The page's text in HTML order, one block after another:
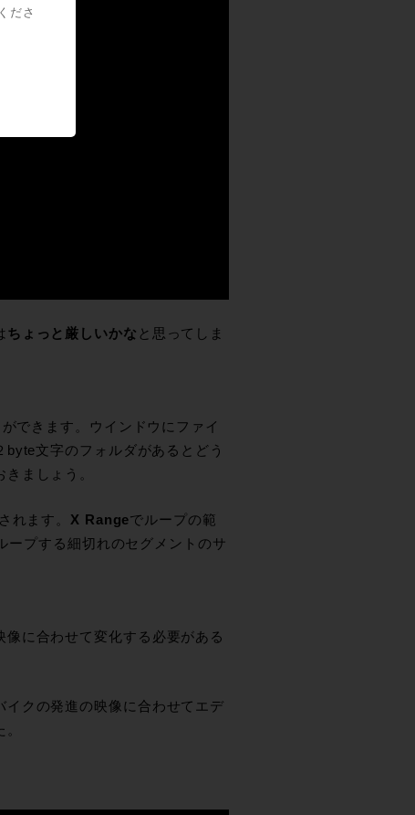
ちょっと厳しいかな と思ってしま
できます。ウインドウにファイ
文字のフォルダがあるとどう
きましょう。
れます。 X Rangeでループの範
ープする細切れのセグメントのサ
に合わせて変化する必要がある
イクの発進の映像に合わせてエデ
ださ